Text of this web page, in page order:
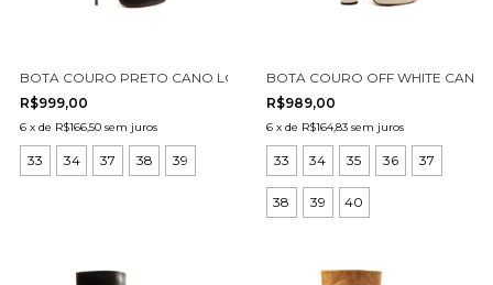
BOTA COURO PRETO CANO LONGO CECCONELLO 1870014-20
R$999,00
6 x de R$166,50 sem juros
33 34 37 38 39
BOTA COURO OFF WHITE
R$989,00
6 x de R$164,83 sem juros
33 34 35 36 37
38 39 40